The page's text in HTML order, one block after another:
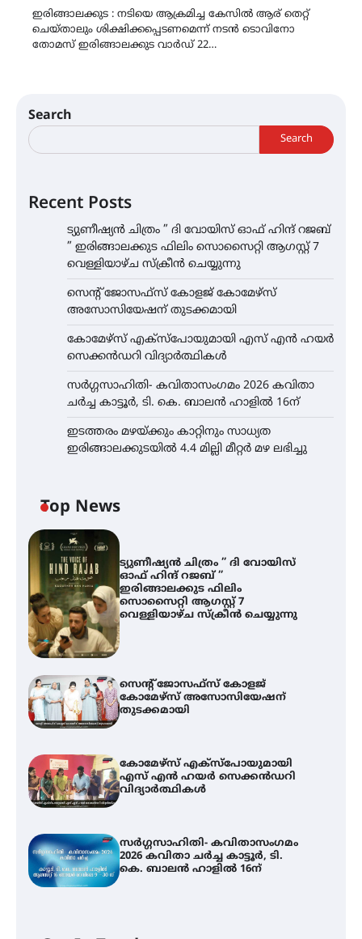
ഇരിങ്ങാലക്കുട : നടിയെ ആക്രമിച്ച കേസില്‍ ആര് തെറ്റ്
ചെയ്താലും ശിക്ഷിക്കപ്പെടണമെന്ന് നടന്‍ ടൊവിനോ
തോമസ് ഇരിങ്ങാലക്കുട വാർഡ് 22…
Search
Search
Recent Posts
ട്യുണീഷ്യൻ ചിത്രം ” ദി വോയിസ് ഓഫ് ഹിന്ദ് റജബ്
” ഇരിങ്ങാലക്കുട ഫിലിം സൊസൈറ്റി ആഗസ്റ്റ് 7
വെള്ളിയാഴ്ച സ്‌ക്രീൻ ചെയ്യുന്നു
സെന്റ് ജോസഫ്സ് കോളജ് കോമേഴ്‌സ്
അസോസിയേഷന് തുടക്കമായി
കോമേഴ്സ് എക്സ്പോയുമായി എസ് എൻ ഹയർ
സെക്കൻഡറി വിദ്യാർത്ഥികൾ
സർഗ്ഗസാഹിതി- കവിതാസംഗമം 2026 കവിതാ
ചർച്ച കാട്ടൂർ, ടി. കെ. ബാലൻ ഹാളിൽ 16ന്
ഇടത്തരം മഴയ്ക്കും കാറ്റിനും സാധ്യത
ഇരിങ്ങാലക്കുടയിൽ 4.4 മില്ലി മീറ്റർ മഴ ലഭിച്ചു
Top News
ട്യുണീഷ്യൻ ചിത്രം ” ദി വോയിസ്
ഓഫ് ഹിന്ദ് റജബ് ”
ഇരിങ്ങാലക്കുട ഫിലിം
സൊസൈറ്റി ആഗസ്റ്റ് 7
വെള്ളിയാഴ്ച സ്‌ക്രീൻ ചെയ്യുന്നു
സെന്റ് ജോസഫ്സ് കോളജ്
കോമേഴ്‌സ് അസോസിയേഷന്
തുടക്കമായി
കോമേഴ്സ് എക്സ്പോയുമായി
എസ് എൻ ഹയർ സെക്കൻഡറി
വിദ്യാർത്ഥികൾ
സർഗ്ഗസാഹിതി- കവിതാസംഗമം
2026 കവിതാ ചർച്ച കാട്ടൂർ, ടി.
കെ. ബാലൻ ഹാളിൽ 16ന്